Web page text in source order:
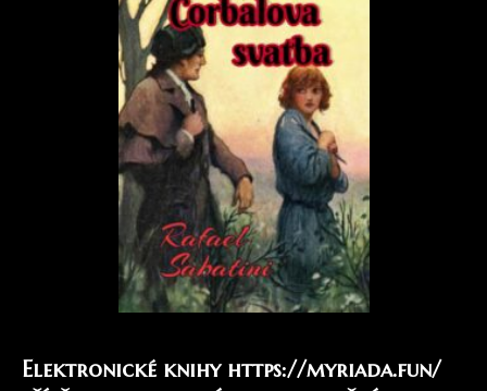
Elektronické knihy https://myriada.fun/